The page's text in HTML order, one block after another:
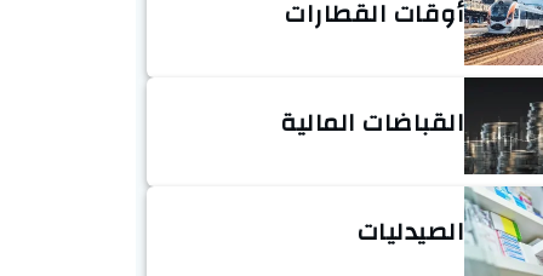
أوقات القطارات
القباضات المالية
الصيدليات